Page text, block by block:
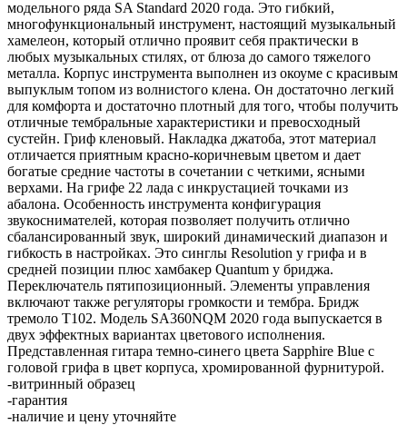
модельного ряда SA Standard 2020 года. Это гибкий,
многофункциональный инструмент, настоящий музыкальный
хамелеон, который отлично проявит себя практически в
любых музыкальных стилях, от блюза до самого тяжелого
металла. Корпус инструмента выполнен из окоуме с красивым
выпуклым топом из волнистого клена. Он достаточно легкий
для комфорта и достаточно плотный для того, чтобы получить
отличные тембральные характеристики и превосходный
сустейн. Гриф кленовый. Накладка джатоба, этот материал
отличается приятным красно-коричневым цветом и дает
богатые средние частоты в сочетании с четкими, ясными
верхами. На грифе 22 лада с инкрустацией точками из
абалона. Особенность инструмента конфигурация
звукоснимателей, которая позволяет получить отлично
сбалансированный звук, широкий динамический диапазон и
гибкость в настройках. Это синглы Resolution у грифа и в
средней позиции плюс хамбакер Quantum у бриджа.
Переключатель пятипозиционный. Элементы управления
включают также регуляторы громкости и тембра. Бридж
тремоло T102. Модель SA360NQM 2020 года выпускается в
двух эффектных вариантах цветового исполнения.
Представленная гитара темно-синего цвета Sapphire Blue с
головой грифа в цвет корпуса, хромированной фурнитурой.
-витринный образец
-гарантия
-наличие и цену уточняйте